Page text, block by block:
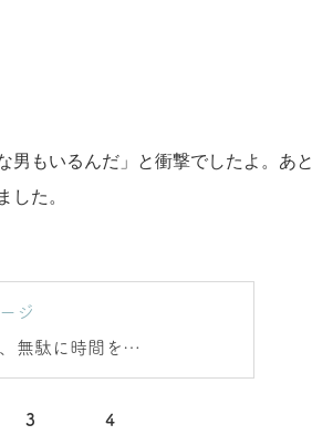
男もいるんだ」と衝撃でしたよ。あと
した。
ジ
無駄に時間を過
いない！
3 4